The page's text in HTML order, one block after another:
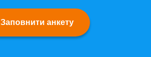
Заповнити анкету